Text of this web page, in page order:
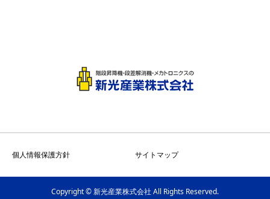
個人情報保護方針 サイトマップ
Copyright © 新光産業株式会社 All Rights Reserved.